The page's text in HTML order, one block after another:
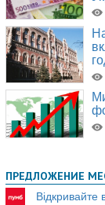
ПРЕДЛОЖЕНИЕ